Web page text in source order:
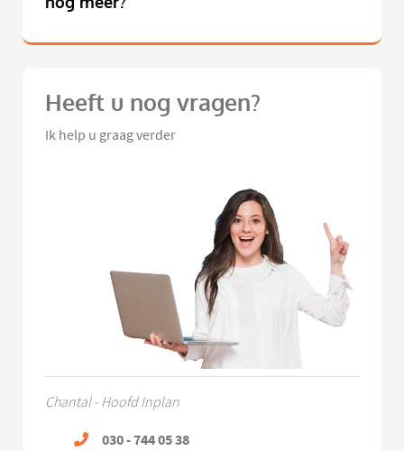
Heeft u nog vragen?
Ik help u graag verder
Chantal - Hoofd Inplan
030 - 744 05 38